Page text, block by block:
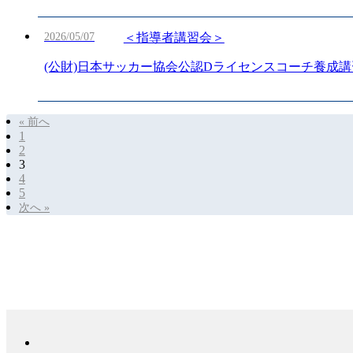
2026/05/07 ＜指導者講習会＞
(公財)日本サッカー協会公認Dライセンスコーチ養成
« 前へ
1
2
3
4
5
次へ »